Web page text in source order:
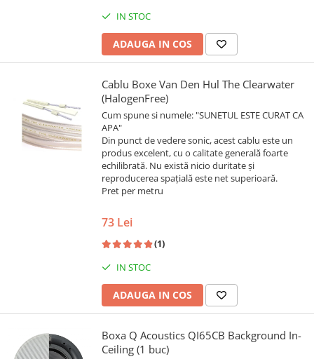
IN STOC
ADAUGA IN COS
Cablu Boxe Van Den Hul The Clearwater
(HalogenFree)
Cum spune si numele: "SUNETUL ESTE CURAT CA
APA"
Din punct de vedere sonic, acest cablu este un
produs excelent, cu o calitate generală foarte
echilibrată. Nu există nicio duritate și
reproducerea spațială este net superioară.
Pret per metru
73 Lei
(1)
IN STOC
ADAUGA IN COS
Boxa Q Acoustics QI65CB Background In-
Ceiling (1 buc)